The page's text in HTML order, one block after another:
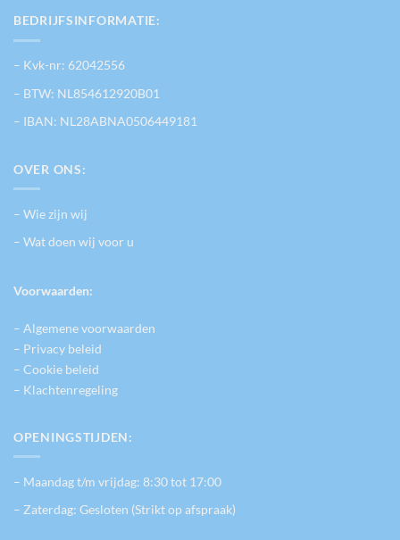
BEDRIJFSINFORMATIE:
– Kvk-nr: 62042556
– BTW: NL854612920B01
– IBAN: NL28ABNA0506449181
OVER ONS:
– Wie zijn wij
– Wat doen wij voor u
Voorwaarden:
– Algemene voorwaarden
– Privacy beleid
– Cookie beleid
– Klachtenregeling
OPENINGSTIJDEN:
– Maandag t/m vrijdag: 8:30 tot 17:00
– Zaterdag: Gesloten (Strikt op afspraak)